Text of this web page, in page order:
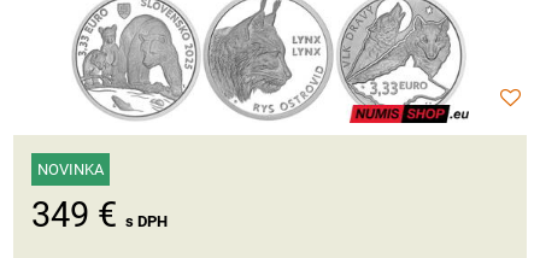
NOVINKA
349 € s DPH